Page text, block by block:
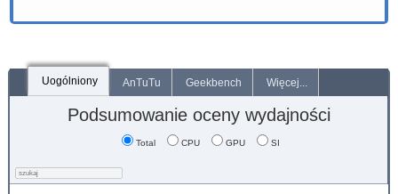
Uogólniony AnTuTu Geekbench Więcej...
Podsumowanie oceny wydajności
Total CPU GPU SI